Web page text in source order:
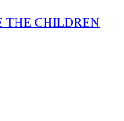
THE CHILDREN